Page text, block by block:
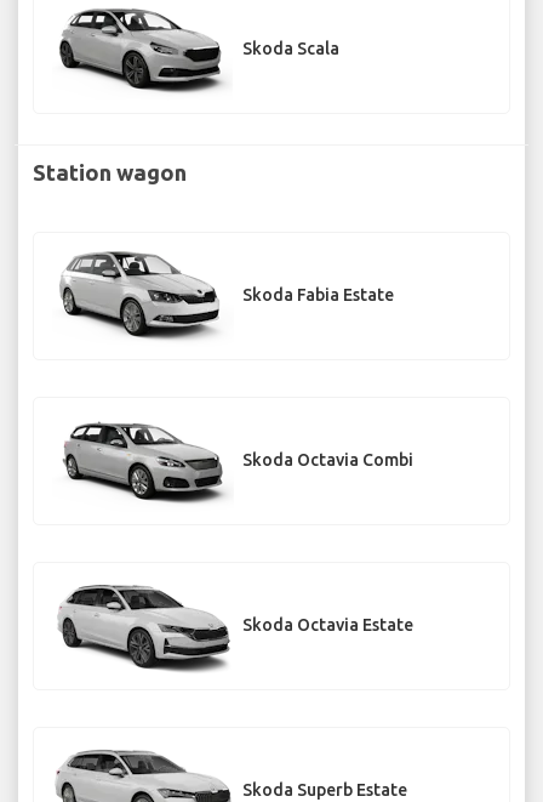
Skoda Scala
Station wagon
Skoda Fabia Estate
Skoda Octavia Combi
Skoda Octavia Estate
Skoda Superb Estate